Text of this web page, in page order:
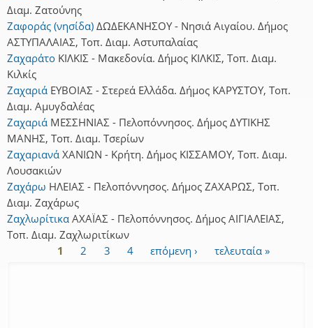
Διαμ. Ζατούνης
Ζαφοράς (νησίδα) ΔΩΔΕΚΑΝΗΣΟΥ - Νησιά Αιγαίου. Δήμος
ΑΣΤΥΠΑΛΑΙΑΣ, Τοπ. Διαμ. Αστυπαλαίας
Ζαχαράτο ΚΙΛΚΙΣ - Μακεδονία. Δήμος ΚΙΛΚΙΣ, Τοπ. Διαμ.
Κιλκίς
Ζαχαριά ΕΥΒΟΙΑΣ - Στερεά Ελλάδα. Δήμος ΚΑΡΥΣΤΟΥ, Τοπ.
Διαμ. Αμυγδαλέας
Ζαχαριά ΜΕΣΣΗΝΙΑΣ - Πελοπόννησος. Δήμος ΔΥΤΙΚΗΣ
ΜΑΝΗΣ, Τοπ. Διαμ. Τσερίων
Ζαχαριανά ΧΑΝΙΩΝ - Κρήτη. Δήμος ΚΙΣΣΑΜΟΥ, Τοπ. Διαμ.
Λουσακιών
Ζαχάρω ΗΛΕΙΑΣ - Πελοπόννησος. Δήμος ΖΑΧΑΡΩΣ, Τοπ.
Διαμ. Ζαχάρως
Ζαχλωρίτικα ΑΧΑΪΑΣ - Πελοπόννησος. Δήμος ΑΙΓΙΑΛΕΙΑΣ,
Τοπ. Διαμ. Ζαχλωριτίκων
1 2 3 4 επόμενη › τελευταία »